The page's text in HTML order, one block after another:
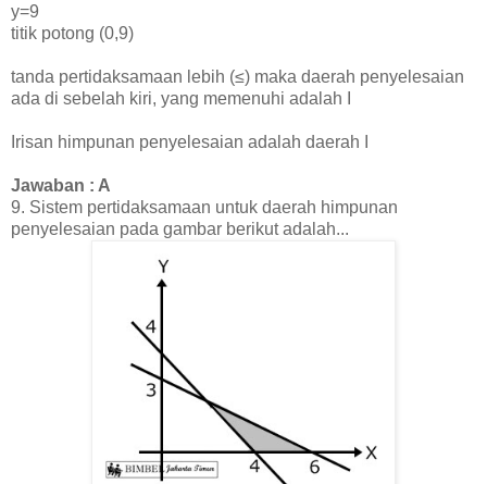
y=9
titik potong (0,9)
tanda pertidaksamaan lebih (≤) maka daerah penyelesaian
ada di sebelah kiri, yang memenuhi adalah I
Irisan himpunan penyelesaian adalah daerah I
Jawaban : A
9. Sistem pertidaksamaan untuk daerah himpunan
penyelesaian pada gambar berikut adalah...